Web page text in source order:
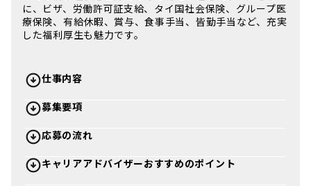
に、ビザ、労働許可証支給、タイ国社会保険、グループ医
療保険、有給休暇、賞与、食事手当、皆勤手当など、充実
した福利厚生も魅力です。
仕事内容
募集要項
応募の流れ
キャリアアドバイザーおすすめのポイント